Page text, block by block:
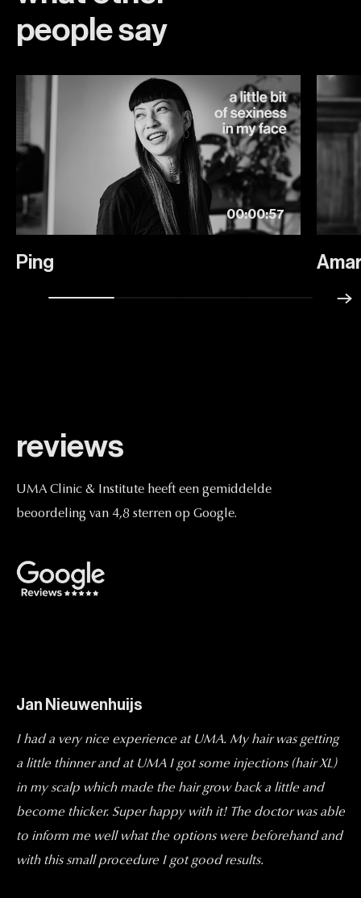
peoplesay
00:00:57
Ping
reviews
UMA Clinic & Institute heeft een gemiddelde
beoordeling van 4,8 sterren op Google.
Jan Nieuwenhuijs
I had a very nice experience at UMA. My hair was getting
a little thinner and at UMA I got some injections (hair XL)
in my scalp which made the hair grow back a little and
become thicker. Super happy with it! The doctor was able
to inform me well what the options were beforehand and
with this small procedure I got good results.